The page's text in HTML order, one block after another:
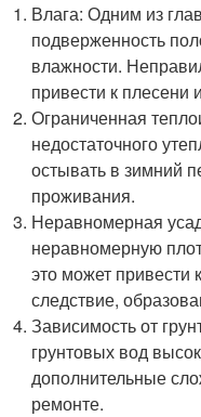
Влага: Одним из
подверженность
влажности.
привести к плесени
Ограниченная
недостаточного
остывать в зимний
проживания.
Неравномерная
неравномерную
это может привести
следствие,
Зависимость от
грунтовых вод
дополнительные
ремонте.